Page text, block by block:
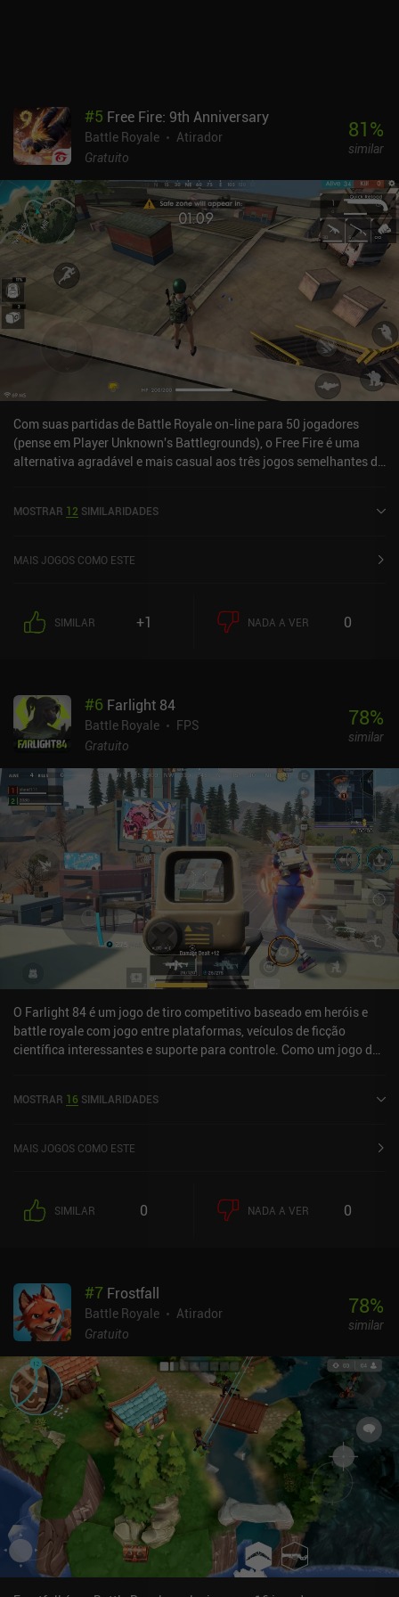
#5 Free Fire: 9th Anniversary
Battle Royale
Atirador
Gratuito
81%
similar
Com suas partidas de Battle Royale on-line para 50 jogadores
(pense em Player Unknown's Battlegrounds), o Free Fire é uma
alternativa agradável e mais casual aos três jogos semelhantes da
funciona sem problemas e parece que todos os jogadores são
que o jogo oferece menos configurações para personalizar a
MOSTRAR 12 SIMILARIDADES
MAIS JOGOS COMO ESTE
SIMILAR +1 NADA A VER 0
#6 Farlight 84
Battle Royale
FPS
Gratuito
78%
similar
O Farlight 84 é um jogo de tiro competitivo baseado em heróis e
battle royale com jogo entre plataformas, veículos de ficção
científica interessantes e suporte para controle. Como um jogo de
que fazem uma grande diferença para nós e para nossos colegas
jogadores, enquanto outros podem criar um escudo defensivo ou
gênero battle royale, no entanto, são os veículos exagerados
inspirados em ficção científica. Eles variam de buggies
suave e rápido, em parte graças a um jetpack que podemos usar
para saltar alto no ar, escalar grandes edifícios ou avançar
rapidamente. Mas o Farlight 84 também é compatível com
destacar no mercado de battle royale. Mas ele também apresenta
modos que não são de battle royale, como o deathmatch em
equipe e uma arena em que quatro jogadores lutam entre si. O jogo
apresenta um total de 15 heróis, alguns dos quais são
desbloqueados gratuitamente. O restante pode ser comprado por
30 mil de ouro no jogo, que é obtido por meio de jogos e missões,
ou pela moeda premium 399. Também podemos comprar várias
skins cosméticas para cada personagem, arma e veículo. A maior
desvantagem é que vários usuários estão relatando que os
trapaceiros são um grande problema, especialmente nos níveis
mais altos. O Farlight 84 é monetizado por meio de um passe de
temporada e iAPs para obter moeda premium, prompts especiais
de nocaute e outros privilégios de direito de se gabar. Felizmente, o
MOSTRAR 16 SIMILARIDADES
MAIS JOGOS COMO ESTE
SIMILAR 0 NADA A VER 0
#7 Frostfall
Battle Royale
Atirador
Gratuito
78%
similar